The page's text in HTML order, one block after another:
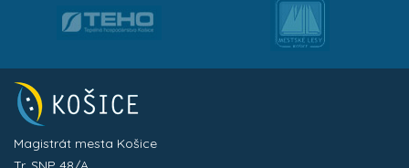
Magistrát mesta Košice